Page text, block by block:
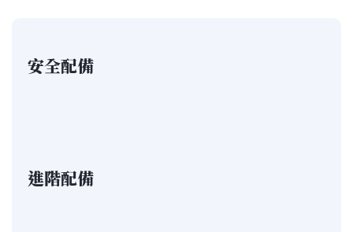
安全配備
進階配備